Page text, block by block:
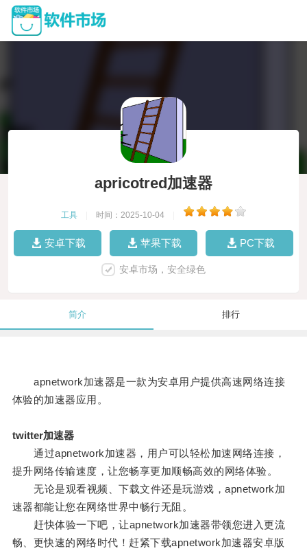
apricotred加速器
工具 时间：2025-10-04
安卓下载 苹果下载 PC下载
安卓市场，安全绿色
简介 排行
apnetwork加速器是一款为安卓用户提供高速网络连接
体验的加速器应用。
twitter加速器
通过apnetwork加速器，用户可以轻松加速网络连接，
提升网络传输速度，让您畅享更加顺畅高效的网络体验。
无论是观看视频、下载文件还是玩游戏，apnetwork加
速器都能让您在网络世界中畅行无阻。
赶快体验一下吧，让apnetwork加速器带领您进入更流
畅、更快速的网络时代！赶紧下载apnetwork加速器安卓版